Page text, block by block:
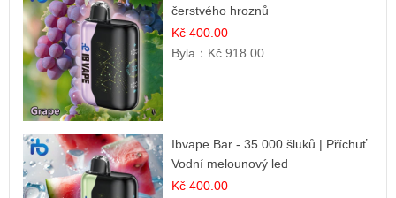
čerstvého hroznů
Kč 400.00
Byla： Kč 918.00
Ibvape Bar - 35 000 šluků | Příchuť
Vodní melounový led
Kč 400.00